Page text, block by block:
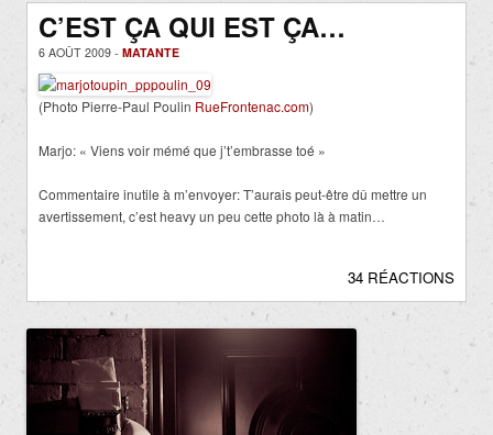
C’EST ÇA QUI EST ÇA…
6 AOÛT 2009 - MATANTE
(Photo Pierre-Paul Poulin RueFrontenac.com)
Marjo: « Viens voir mémé que j’t’embrasse toé »
Commentaire inutile à m’envoyer: T’aurais peut-être dû mettre un
avertissement, c’est heavy un peu cette photo là à matin…
34 RÉACTIONS